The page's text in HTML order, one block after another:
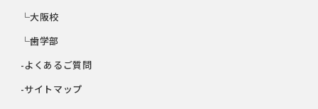
└大阪校
└歯学部
-よくあるご質問
-サイトマップ